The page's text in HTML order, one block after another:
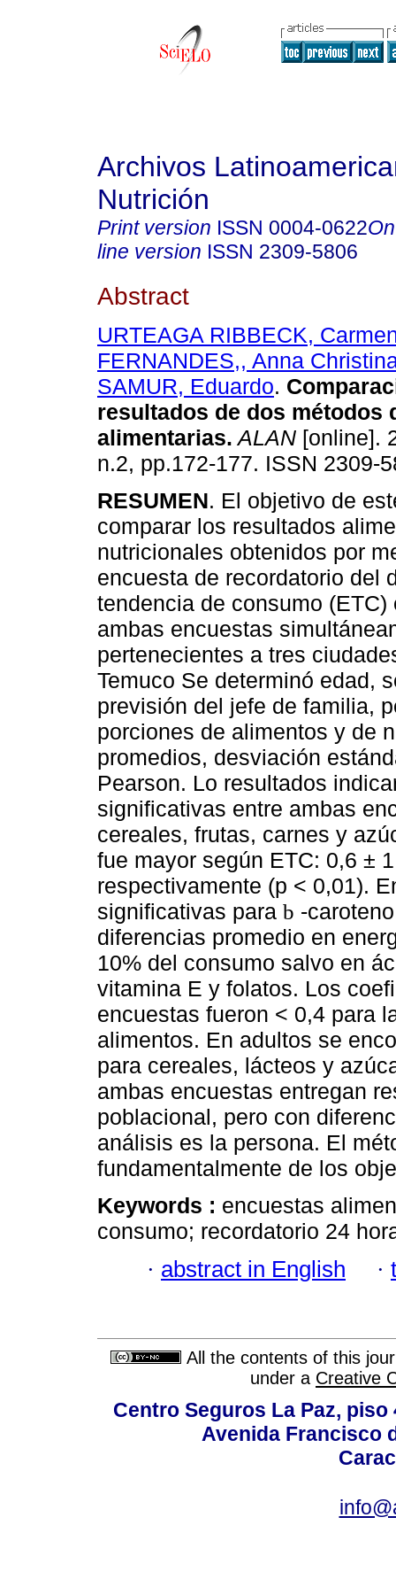
Archivos
Nutrición
Print version ISSN 0004-0622
line version ISSN 2309-5806
Abstract
URTEAGA RIBBECK,
FERNANDES,, Anna
SAMUR, Eduardo.
resultados de dos métodos
alimentarias. ALAN [online].
n.2, pp.172-177. ISSN 2309-
RESUMEN. El objetivo de
comparar los resultados
nutricionales obtenidos por
encuesta de recordatorio del
tendencia de consumo
ambas encuestas
pertenecientes a tres
Temuco Se determinó edad,
previsión del jefe de familia,
porciones de alimentos y de
promedios, desviación
Pearson. Lo resultados
significativas entre ambas
cereales, frutas, carnes y
fue mayor según ETC: 0,6 ±
respectivamente (p < 0,01).
significativas para b -
diferencias promedio en
10% del consumo salvo en
vitamina E y folatos. Los
encuestas fueron < 0,4 para
alimentos. En adultos se
para cereales, lácteos y
ambas encuestas entregan
poblacional, pero con
análisis es la persona. El
fundamentalmente de los
Keywords : encuestas
consumo; recordatorio 24
· abstract in English ·
All the contents of this
under a Creative
Centro Seguros La Paz,
Avenida Francisco